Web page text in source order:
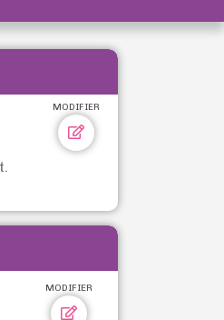
MODIFIER
MODIFIER